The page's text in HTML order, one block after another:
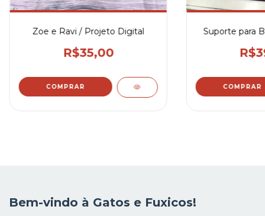
Zoe e Ravi / Projeto Digital
R$35,00
Suporte para
COMPRAR
Bem-vindo à Gatos e Fuxicos!